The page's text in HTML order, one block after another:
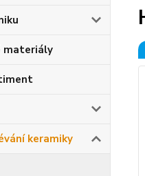
materiály
keramiky